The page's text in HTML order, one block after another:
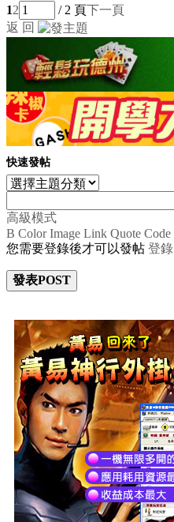
12 / 2 頁下一頁
返 回
快速發帖
高級模式
B Color Image Link Quote Code
您需要登錄後才可以發帖 登錄
發表POST